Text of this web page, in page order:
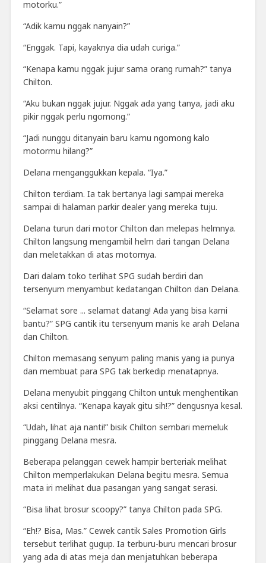
motorku.”
“Adik kamu nggak nanyain?”
“Enggak. Tapi, kayaknya dia udah curiga.”
“Kenapa kamu nggak jujur sama orang rumah?” tanya
Chilton.
“Aku bukan nggak jujur. Nggak ada yang tanya, jadi aku
pikir nggak perlu ngomong.”
“Jadi nunggu ditanyain baru kamu ngomong kalo
motormu hilang?”
Delana menganggukkan kepala. “Iya.”
Chilton terdiam. Ia tak bertanya lagi sampai mereka
sampai di halaman parkir dealer yang mereka tuju.
Delana turun dari motor Chilton dan melepas helmnya.
Chilton langsung mengambil helm dari tangan Delana
dan meletakkan di atas motornya.
Dari dalam toko terlihat SPG sudah berdiri dan
tersenyum menyambut kedatangan Chilton dan Delana.
“Selamat sore ... selamat datang! Ada yang bisa kami
bantu?” SPG cantik itu tersenyum manis ke arah Delana
dan Chilton.
Chilton memasang senyum paling manis yang ia punya
dan membuat para SPG tak berkedip menatapnya.
Delana menyubit pinggang Chilton untuk menghentikan
aksi centilnya. “Kenapa kayak gitu sih!?” dengusnya kesal.
“Udah, lihat aja nanti!” bisik Chilton sembari memeluk
pinggang Delana mesra.
Beberapa pelanggan cewek hampir berteriak melihat
Chilton memperlakukan Delana begitu mesra. Semua
mata iri melihat dua pasangan yang sangat serasi.
“Bisa lihat brosur scoopy?” tanya Chilton pada SPG.
“Eh!? Bisa, Mas.” Cewek cantik Sales Promotion Girls
tersebut terlihat gugup. Ia terburu-buru mencari brosur
yang ada di atas meja dan menjatuhkan beberapa